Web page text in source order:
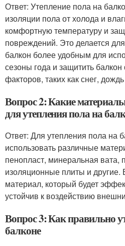
Ответ: Утепление пола на
изоляции пола от холода и
комфортную температуру и
повреждений. Это делается
балкон более удобным для
сезоны года и защитить
факторов, таких как снег,
Вопрос 2: Какие
для утепления пола на
Ответ: Для утепления пола на
использовать различные
пенопласт, минеральная вата,
изоляционные плиты и
материал, который будет
устойчив к воздействию
Вопрос 3: Как правильно
балконе